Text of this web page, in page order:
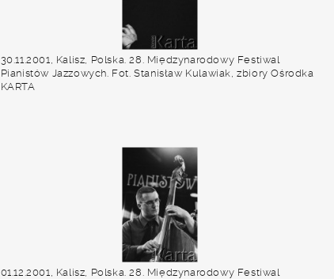
30.11.2001, Kalisz, Polska. 28. Międzynarodowy Festiwal
Pianistów Jazzowych. Fot. Stanisław Kulawiak, zbiory Ośrodka
KARTA
01.12.2001, Kalisz, Polska. 28. Międzynarodowy Festiwal